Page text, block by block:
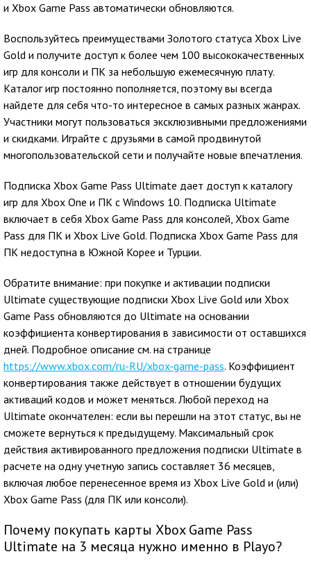
и Xbox Game Pass автоматически обновляются.
Воспользуйтесь преимуществами Золотого статуса Xbox Live
Gold и получите доступ к более чем 100 высококачественных
игр для консоли и ПК за небольшую ежемесячную плату.
Каталог игр постоянно пополняется, поэтому вы всегда
найдете для себя что-то интересное в самых разных жанрах.
Участники могут пользоваться эксклюзивными предложениями
и скидками. Играйте с друзьями в самой продвинутой
многопользовательской сети и получайте новые впечатления.
Подписка Xbox Game Pass Ultimate дает доступ к каталогу
игр для Xbox One и ПК с Windows 10. Подписка Ultimate
включает в себя Xbox Game Pass для консолей, Xbox Game
Pass для ПК и Xbox Live Gold. Подписка Xbox Game Pass для
ПК недоступна в Южной Корее и Турции.
Обратите внимание: при покупке и активации подписки
Ultimate существующие подписки Xbox Live Gold или Xbox
Game Pass обновляются до Ultimate на основании
коэффициента конвертирования в зависимости от оставшихся
дней. Подробное описание см. на странице
https://www.xbox.com/ru-RU/xbox-game-pass. Коэффициент
конвертирования также действует в отношении будущих
активаций кодов и может меняться. Любой переход на
Ultimate окончателен: если вы перешли на этот статус, вы не
сможете вернуться к предыдущему. Максимальный срок
действия активированного предложения подписки Ultimate в
расчете на одну учетную запись составляет 36 месяцев,
включая любое перенесенное время из Xbox Live Gold и (или)
Xbox Game Pass (для ПК или консоли).
Почему покупать карты Xbox Game Pass
Ultimate на 3 месяца нужно именно в Playo?